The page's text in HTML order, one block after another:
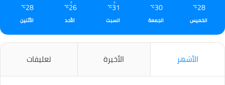
28
℃
الخميس
30
℃
الجمعة
31
℃
السبت
26
℃
الأحد
28
℃
الأثنين
الأشهر الأخيرة تعليقات